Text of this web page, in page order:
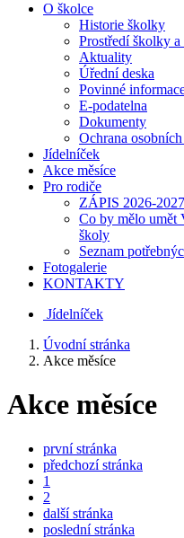
O školce
Historie školky
Prostředí školky
Aktuality
Úřední deska
Povinné
E-podatelna
Dokumenty
Ochrana
Jídelníček
Akce měsíce
Pro rodiče
ZÁPIS 2026-2027
Co by mělo umět
školy
Seznam
Fotogalerie
KONTAKTY
Jídelníček
Úvodní stránka
Akce měsíce
Akce měsíce
první stránka
předchozí stránka
1
2
další stránka
poslední stránka